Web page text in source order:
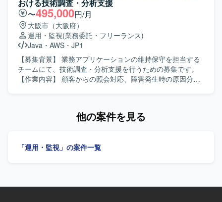
おける技術調査・分析支援
〜495,000円/月
大阪市（大阪府）
運用・監視(業務委託・フリーランス)
Java ・ AWS ・ JP1
【募集背景】 業務アプリケーションの維持保守を担当する
チームにて、技術調査・分析支援を行うための募集です。
【作業内容】 顧客からの照会対応、障害発生時の原因分
を行います。 保守ベンダーとの調査依頼や業務上のやり取
める人物像】 チームメンバーとして、関係者と円滑にコミ
の連携を通じて、幅広い実務経験を積むことができます。
他の案件を見る
「運用・監視」の案件一覧